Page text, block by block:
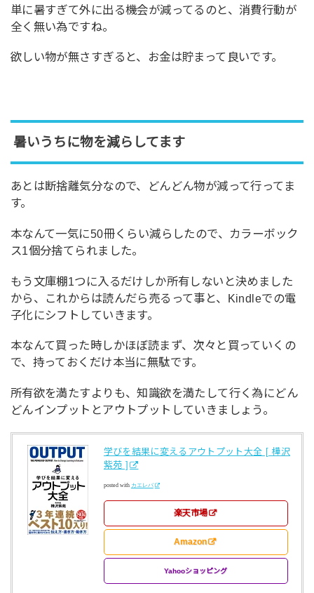
単に暑すぎて外に出る機会が減ってるのと、消費行動が
全く無い為ですね。
欲しい物が無さすぎると、お金は貯まって良いです。
暑いうちに物を減らしてます
あとは断捨離気分なので、どんどん物が減って行ってま
す。
本なんて一気に50冊くらい減らしたので、カラーボック
ス1個分捨てられました。
もう文庫棚1つに入るだけしか所有しないと決めました
から、これからは読んだら売るって事と、Kindleでの電
子化にシフトしていきます。
本なんて買った時しかほぼ読まず、次々と買っていくの
で、持っておくだけ本当に無駄です。
所有欲を満たすよりも、知識欲を満たして行く為にどん
どんインプットとアウトプットしていきましょう。
学びを結果に変えるアウトプット大全 [ 樺沢
紫苑 ]
posted with カエレバ
楽天市場
Amazon
Yahooショッピング